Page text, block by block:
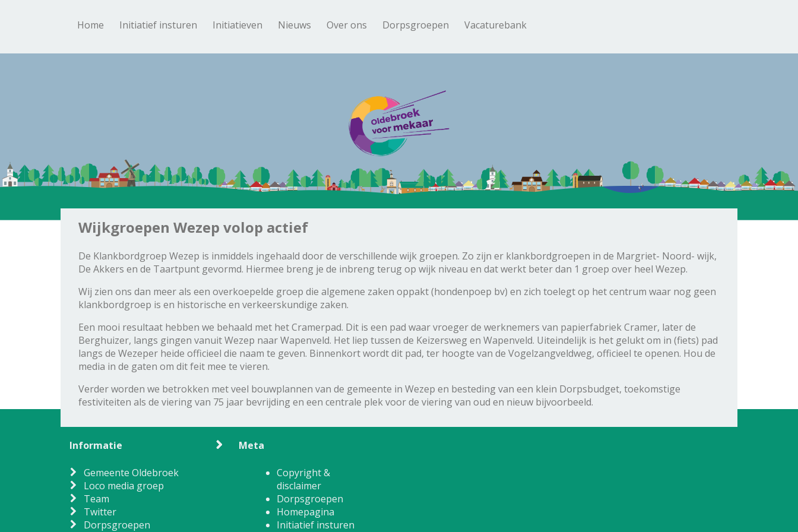
Home Initiatief insturen Initiatieven Nieuws Over ons Dorpsgroepen Vacaturebank
Wijkgroepen Wezep volop actief
De Klankbordgroep Wezep is inmiddels ingehaald door de verschillende wijk groepen. Zo zijn er klankbordgroepen in de Margriet- Noord- wijk,
De Akkers en de Taartpunt gevormd. Hiermee breng je de inbreng terug op wijk niveau en dat werkt beter dan 1 groep over heel Wezep.
Wij zien ons dan meer als een overkoepelde groep die algemene zaken oppakt (hondenpoep bv) en zich toelegt op het centrum waar nog geen
klankbordgroep is en historische en verkeerskundige zaken.
Een mooi resultaat hebben we behaald met het Cramerpad. Dit is een pad waar vroeger de werknemers van papierfabriek Cramer, later de
Berghuizer, langs gingen vanuit Wezep naar Wapenveld. Het liep tussen de Keizersweg en Wapenveld. Uiteindelijk is het gelukt om in (fiets) pad
langs de Wezeper heide officieel die naam te geven. Binnenkort wordt dit pad, ter hoogte van de Vogelzangveldweg, officieel te openen. Hou de
media in de gaten om dit feit mee te vieren.
Verder worden we betrokken met veel bouwplannen van de gemeente in Wezep en besteding van een klein Dorpsbudget, toekomstige
festiviteiten als de viering van 75 jaar bevrijding en een centrale plek voor de viering van oud en nieuw bijvoorbeeld.
Informatie
Gemeente Oldebroek
Loco media groep
Team
Twitter
Dorpsgroepen
Meta
Copyright &
disclaimer
Dorpsgroepen
Homepagina
Initiatief insturen